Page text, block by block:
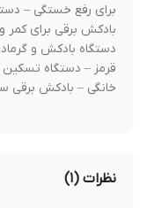
برای رفع خستگی –
بادکش برقی برای کمر و
دستگاه بادکش و
قرمز – دستگاه تسکین
خانگی – بادکش برقی سبک
نظرات (۱)